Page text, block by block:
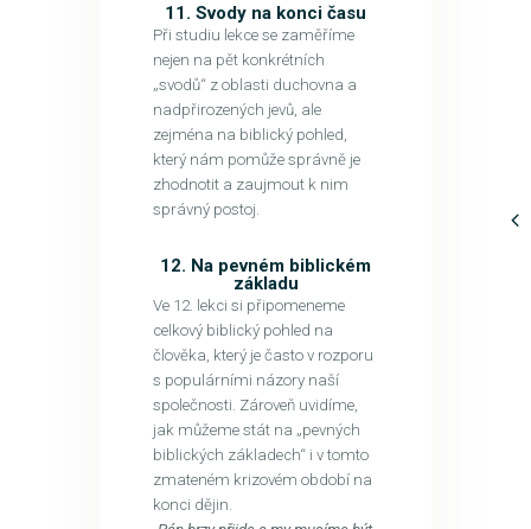
11. Svody na konci času
Při studiu lekce se zaměříme
nejen na pět konkrétních
„svodů“ z oblasti duchovna a
nadpřirozených jevů, ale
zejména na biblický pohled,
který nám pomůže správně je
zhodnotit a zaujmout k nim
správný postoj.
12. Na pevném biblickém
základu
Ve 12. lekci si připomeneme
celkový biblický pohled na
člověka, který je často v rozporu
s populárními názory naší
společnosti. Zároveň uvidíme,
jak můžeme stát na „pevných
biblických základech“ i v tomto
zmateném krizovém období na
konci dějin.